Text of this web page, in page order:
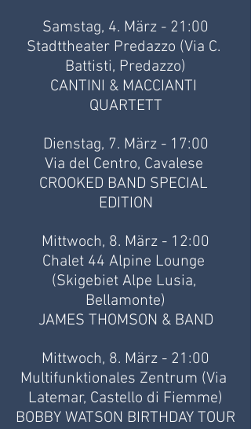
Samstag, 4. März - 21:00
Stadttheater Predazzo (Via C.
Battisti, Predazzo)
CANTINI & MACCIANTI
QUARTETT
Dienstag, 7. März - 17:00
Via del Centro, Cavalese
CROOKED BAND SPECIAL
EDITION
Mittwoch, 8. März - 12:00
Chalet 44 Alpine Lounge
(Skigebiet Alpe Lusia,
Bellamonte)
JAMES THOMSON & BAND
Mittwoch, 8. März - 21:00
Multifunktionales Zentrum (Via
Latemar, Castello di Fiemme)
BOBBY WATSON BIRTHDAY TOUR